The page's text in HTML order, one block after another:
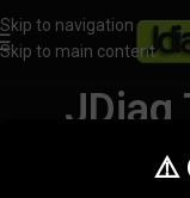
Skip to navigation
Skip to main content
JDiag
Ürünler ⚠️